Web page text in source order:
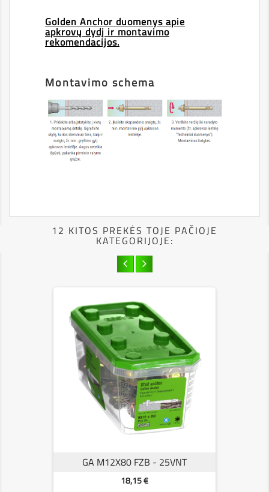
Golden Anchor duomenys apie
apkrovų dydį ir montavimo
rekomendacijos.
Montavimo schema
12 KITOS PREKĖS TOJE PAČIOJE
KATEGORIJOJE:
GA M12X80 FZB - 25VNT
Kaina
18,15 €